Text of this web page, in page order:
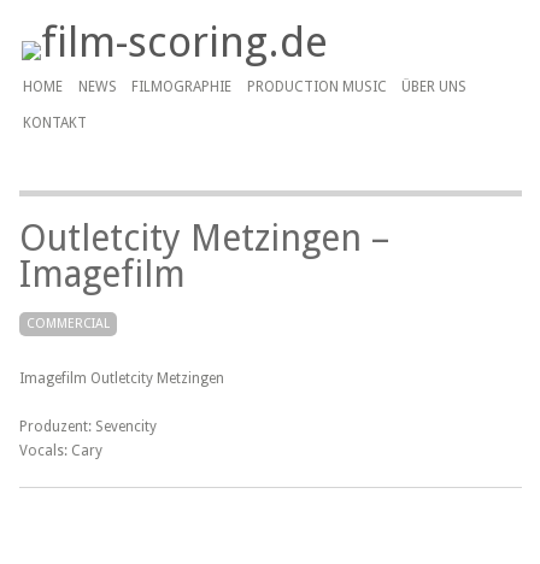
HOME NEWS FILMOGRAPHIE PRODUCTION MUSIC ÜBER UNS
KONTAKT
Outletcity Metzingen –
Imagefilm
COMMERCIAL
Imagefilm Outletcity Metzingen
Produzent: Sevencity
Vocals: Cary